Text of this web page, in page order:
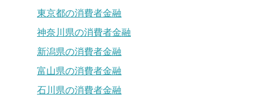
東京都の消費者金融
神奈川県の消費者金融
新潟県の消費者金融
富山県の消費者金融
石川県の消費者金融